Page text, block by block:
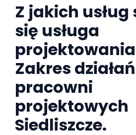
Z jakich usług
się usługa
Zakres działań
pracowni
projektowych
Siedliszcze.